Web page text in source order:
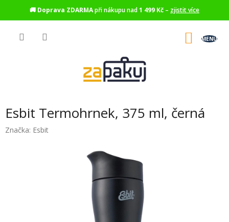
🚚 Doprava ZDARMApři nákupu nad1 499 Kč – zjistit více
Esbit Termohrnek, 375 ml, černá
Značka: Esbit